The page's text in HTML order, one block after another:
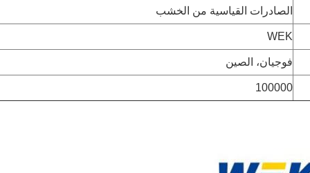
الصادرات القياسية من الخشب
WEK
فوجيان، الصين
100000